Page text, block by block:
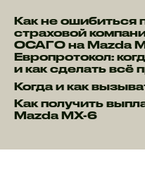
Как не ошибиться
страховой
ОСАГО на Mazda
Европротокол:
и как сделать всё
Когда и как
Как получить
Mazda MX-6